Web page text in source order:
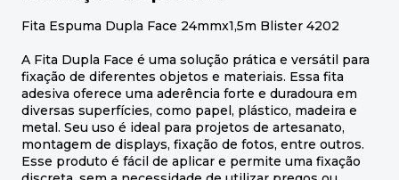
Fita Espuma Dupla Face 24mmx1,5m Blister 4202
A Fita Dupla Face é uma solução prática e versátil para
fixação de diferentes objetos e materiais. Essa fita
adesiva oferece uma aderência forte e duradoura em
diversas superfícies, como papel, plástico, madeira e
metal. Seu uso é ideal para projetos de artesanato,
montagem de displays, fixação de fotos, entre outros.
Esse produto é fácil de aplicar e permite uma fixação